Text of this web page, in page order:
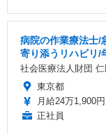
病院の作業療法士/
寄り添うリハビリ/
社会医療法人財団 仁
東京都
月給24万1,900
正社員